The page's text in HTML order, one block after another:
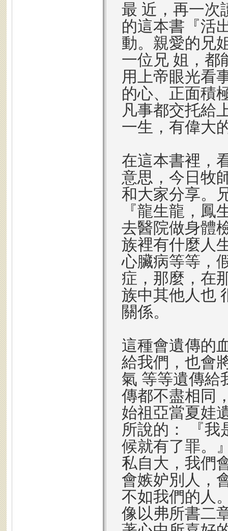
最 近，再一次
的這本書『活
動。親愛的兄
一位兄 姐，都
用上帝眼光看
的心、正面積
凡事都交托給
一生，有偉大
在這本書裡，
意思，今日牧
和大家分享。
『龍生龍，鳳
去醫院做身體
族裡有什麼人
心臟病等等，
症，那麼，在
族中其他人也
關係。
這種會遺傳的
給我們，也會
氣 等等遺傳給
傳都不盡相同
始祖亞當夏娃
所說的： 『我
候就有了罪。
私自大，我們
會嫉妒別人，
不如我們的人
像以弗所書二